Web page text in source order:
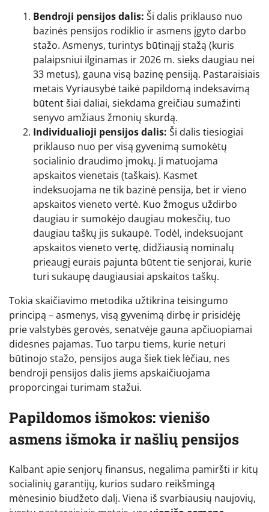
Bendroji pensijos dalis: Ši dalis priklauso nuo
bazinės pensijos rodiklio ir asmens įgyto darbo
stažo. Asmenys, turintys būtinąjį stažą (kuris
palaipsniui ilginamas ir 2026 m. sieks daugiau nei
33 metus), gauna visą bazinę pensiją. Pastaraisiais
metais Vyriausybė taikė papildomą indeksavimą
būtent šiai daliai, siekdama greičiau sumažinti
senyvo amžiaus žmonių skurdą.
Individualioji pensijos dalis: Ši dalis tiesiogiai
priklauso nuo per visą gyvenimą sumokėtų
socialinio draudimo įmokų. Ji matuojama
apskaitos vienetais (taškais). Kasmet
indeksuojama ne tik bazinė pensija, bet ir vieno
apskaitos vieneto vertė. Kuo žmogus uždirbo
daugiau ir sumokėjo daugiau mokesčių, tuo
daugiau taškų jis sukaupė. Todėl, indeksuojant
apskaitos vieneto vertę, didžiausią nominalų
prieaugį eurais pajunta būtent tie senjorai, kurie
turi sukaupę daugiausiai apskaitos taškų.
Tokia skaičiavimo metodika užtikrina teisingumo
principą – asmenys, visą gyvenimą dirbę ir prisidėję
prie valstybės gerovės, senatvėje gauna apčiuopiamai
didesnes pajamas. Tuo tarpu tiems, kurie neturi
būtinojo stažo, pensijos auga šiek tiek lėčiau, nes
bendroji pensijos dalis jiems apskaičiuojama
proporcingai turimam stažui.
Papildomos išmokos: vienišo
asmens išmoka ir našlių pensijos
Kalbant apie senjorų finansus, negalima pamiršti ir kitų
socialinių garantijų, kurios sudaro reikšmingą
mėnesinio biudžeto dalį. Viena iš svarbiausių naujovių,